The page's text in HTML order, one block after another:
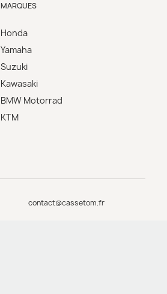
MARQUES
Honda
Yamaha
Suzuki
Kawasaki
BMW Motorrad
KTM
contact@cassetom.fr